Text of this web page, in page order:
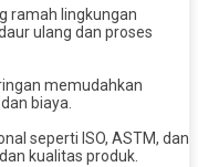
ramah lingkungan
ulang dan proses
memudahkan
biaya.
seperti ISO, ASTM, dan
kualitas produk.